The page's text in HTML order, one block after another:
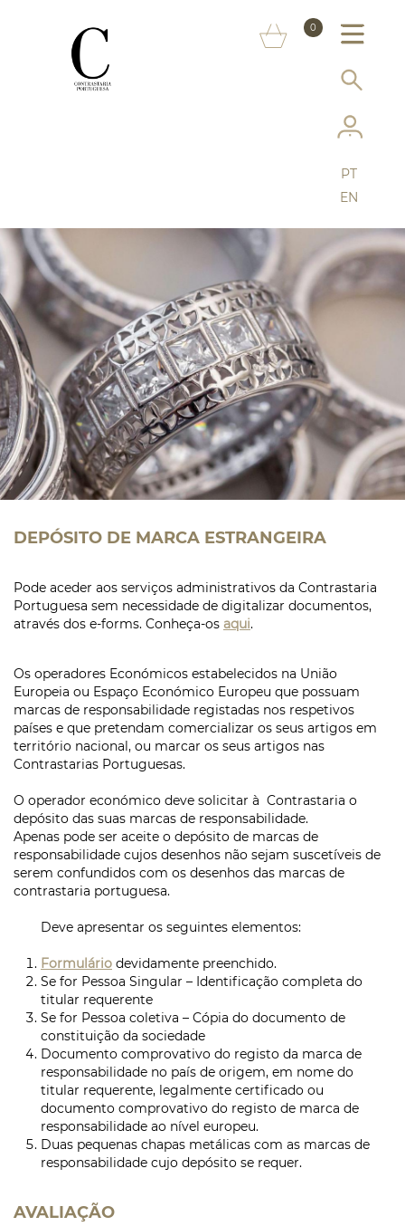
0
SERVIÇOS
MAIS CONTRASTARIA
FAQ
LOJA ONLINE
PT
EN
DEPÓSITO DE MARCA ESTRANGEIRA
Pode aceder aos serviços administrativos da Contrastaria
Portuguesa sem necessidade de digitalizar documentos,
através dos e-forms. Conheça-os aqui.
Os operadores Económicos estabelecidos na União
Europeia ou Espaço Económico Europeu que possuam
marcas de responsabilidade registadas nos respetivos
países e que pretendam comercializar os seus artigos em
território nacional, ou marcar os seus artigos nas
Contrastarias Portuguesas.
O operador económico deve solicitar à Contrastaria o
depósito das suas marcas de responsabilidade.
Apenas pode ser aceite o depósito de marcas de
responsabilidade cujos desenhos não sejam suscetíveis de
serem confundidos com os desenhos das marcas de
contrastaria portuguesa.
Deve apresentar os seguintes elementos:
Formulário devidamente preenchido.
Se for Pessoa Singular – Identificação completa do
titular requerente
Se for Pessoa coletiva – Cópia do documento de
constituição da sociedade
Documento comprovativo do registo da marca de
responsabilidade no país de origem, em nome do
titular requerente, legalmente certificado ou
documento comprovativo do registo de marca de
responsabilidade ao nível europeu.
Duas pequenas chapas metálicas com as marcas de
responsabilidade cujo depósito se requer.
AVALIAÇÃO